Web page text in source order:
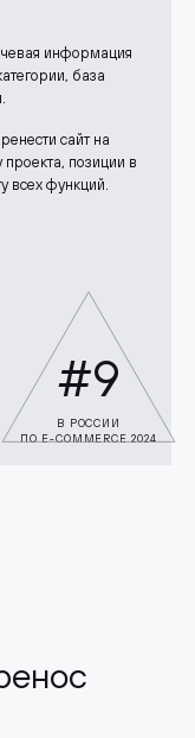
информация
база
сайт на
позиции в
всех функций.
#9
В РОССИИ
ПО E-COMMERCE 2024